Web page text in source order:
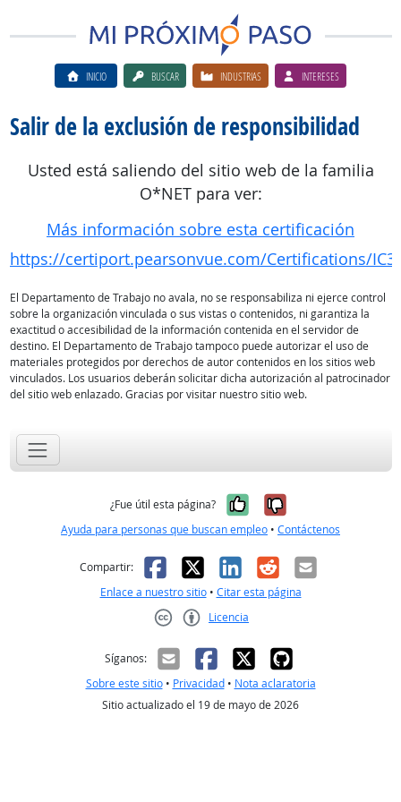
INICIO BUSCAR INDUSTRIAS INTERESES
Salir de la exclusión de responsibilidad
Usted está saliendo del sitio web de la familia
O*NET para ver:
Más información sobre esta certificación
https://certiport.pearsonvue.com/Certifications/
El Departamento de Trabajo no avala, no se responsabiliza ni ejerce control
sobre la organización vinculada o sus vistas o contenidos, ni garantiza la
exactitud o accesibilidad de la información contenida en el servidor de
destino. El Departamento de Trabajo tampoco puede autorizar el uso de
materiales protegidos por derechos de autor contenidos en los sitios web
vinculados. Los usuarios deberán solicitar dicha autorización al patrocinador
del sitio web enlazado. Gracias por visitar nuestro sitio web.
¿Fue útil esta página? Sí, fue útil
No, no fue
Ayuda para personas que buscan empleo • Contáctenos
Compartir: Facebook
X LinkedIn
RedditCorreo
Enlace a nuestro sitio• Citar esta página
Licencia
Síganos:
Sobre este sitio• Privacidad• Nota aclaratoria
Sitio actualizado el 19 de mayo de 2026